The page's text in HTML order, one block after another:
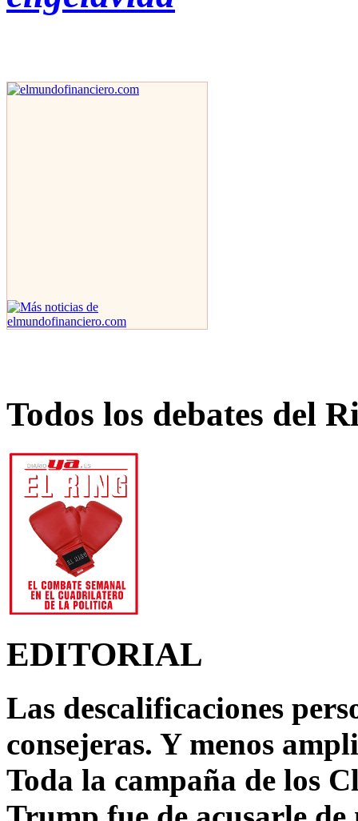
Todos los debates del
EDITORIAL
Las descalificaciones
consejeras. Y menos
Toda la campaña de los